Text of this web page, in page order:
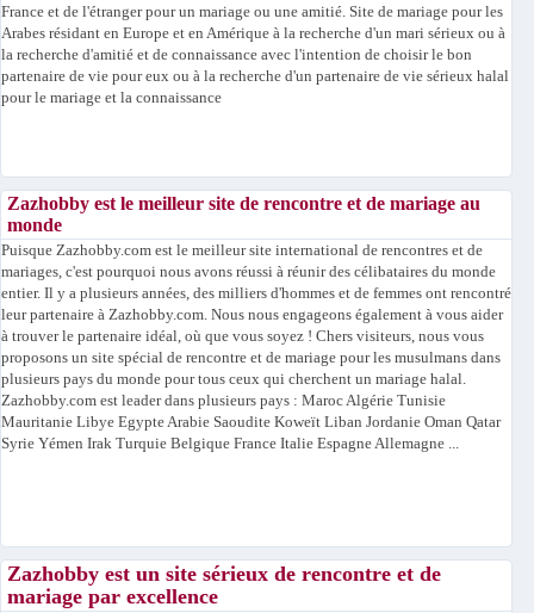
France et de l'étranger pour un mariage ou une amitié. Site de mariage pour les
Arabes résidant en Europe et en Amérique à la recherche d'un mari sérieux ou à
la recherche d'amitié et de connaissance avec l'intention de choisir le bon
partenaire de vie pour eux ou à la recherche d'un partenaire de vie sérieux halal
pour le mariage et la connaissance
Zazhobby est le meilleur site de rencontre et de mariage au
monde
Puisque Zazhobby.com est le meilleur site international de rencontres et de
mariages, c'est pourquoi nous avons réussi à réunir des célibataires du monde
entier. Il y a plusieurs années, des milliers d'hommes et de femmes ont rencontré
leur partenaire à Zazhobby.com. Nous nous engageons également à vous aider
à trouver le partenaire idéal, où que vous soyez ! Chers visiteurs, nous vous
proposons un site spécial de rencontre et de mariage pour les musulmans dans
plusieurs pays du monde pour tous ceux qui cherchent un mariage halal.
Zazhobby.com est leader dans plusieurs pays : Maroc Algérie Tunisie
Mauritanie Libye Egypte Arabie Saoudite Koweït Liban Jordanie Oman Qatar
Syrie Yémen Irak Turquie Belgique France Italie Espagne Allemagne ...
Zazhobby est un site sérieux de rencontre et de
mariage par excellence